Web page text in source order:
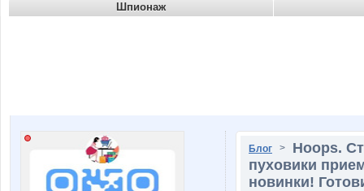
Шпионаж
Блог > Hoops.
пуховики
новинки!